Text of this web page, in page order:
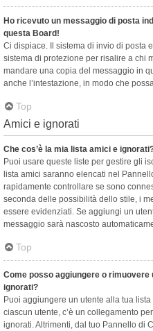
Ho ricevuto un messaggio di posta
questa Board!
Ci dispiace. Il sistema di invio di posta
sistema di protezione per risalire a chi
mandare una copia del messaggio in
anche l’intestazione, in modo che
Top
Amici e ignorati
Che cos’è la mia lista amici e
Puoi usare queste liste per gestire gli
lista amici saranno elencati nel
rapidamente controllare se sono
seconda delle possibilità dello stile, i
essere evidenziati. Se aggiungi un
messaggio sarà nascosto
Top
Come posso aggiungere o
ignorati?
Puoi aggiungere un utente alla tua
ciascun utente, c’è un collegamento
ignorati. Altrimenti, dal tuo Pannello di